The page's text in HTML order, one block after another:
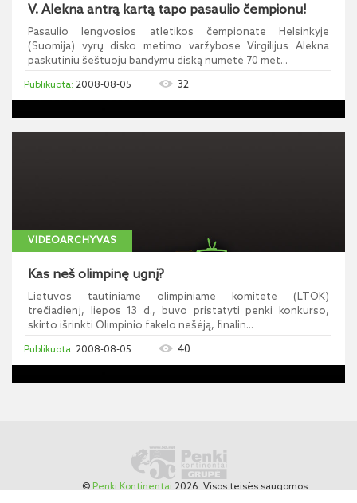
V. Alekna antrą kartą tapo pasaulio čempionu!
Pasaulio lengvosios atletikos čempionate Helsinkyje
(Suomija) vyrų disko metimo varžybose Virgilijus Alekna
paskutiniu šeštuoju bandymu diską numetė 70 met...
2008-08-05 32
VIDEOARCHYVAS
Kas neš olimpinę ugnį?
Lietuvos tautiniame olimpiniame komitete (LTOK)
trečiadienį, liepos 13 d., buvo pristatyti penki konkurso,
skirto išrinkti Olimpinio fakelo nešėją, finalin...
2008-08-05 40
© Penki Kontinentai 2026. Visos teisės saugomos.